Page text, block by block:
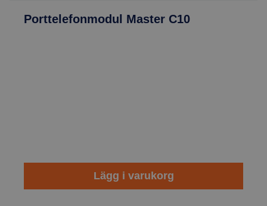
Porttelefonmodul Master C10
Lägg i varukorg